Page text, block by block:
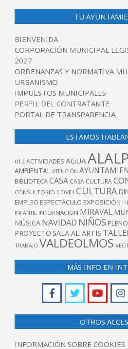
TU
BIENVENIDA
CORPORACIÓN MUNICIPAL
2027
ORDENANZAS Y NORMATIVA
URBANISMO
IMPUESTOS MUNICIPALES
PERFIL DEL CONTRATANTE
PORTAL DE TRANSPARENCIA
ESTAMOS
012 ACTIVIDADES AGUA
AMBIENTAL ATENCIÓN
BIBLIOTECACASA CASA CULTURA
CONSULTORIO COVID CULTURA
EMPLEO ESPECTÁCULO EXPOSICIÓN
INFANTIL INFORMACIÓN MIRAVAL
MÚSICA NAVIDAD NIÑOS PLENO
PROYECTO SALA AL-ARTIS
TRABAJO VALDEOLMOS
MÁS INFO EN
OTROS
INFORMACIÓN SOBRE COOKIES